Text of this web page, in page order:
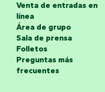
Venta de entradas en
línea
Área de grupo
Sala de prensa
Folletos
Preguntas más
frecuentes